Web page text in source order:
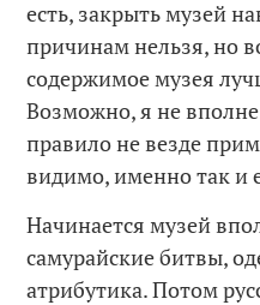
есть, закрыть музей
причинам нельзя, но
содержимое музея
Возможно, я не
правило не везде
видимо, именно так и
Начинается музей
самурайские битвы,
атрибутика. Потом